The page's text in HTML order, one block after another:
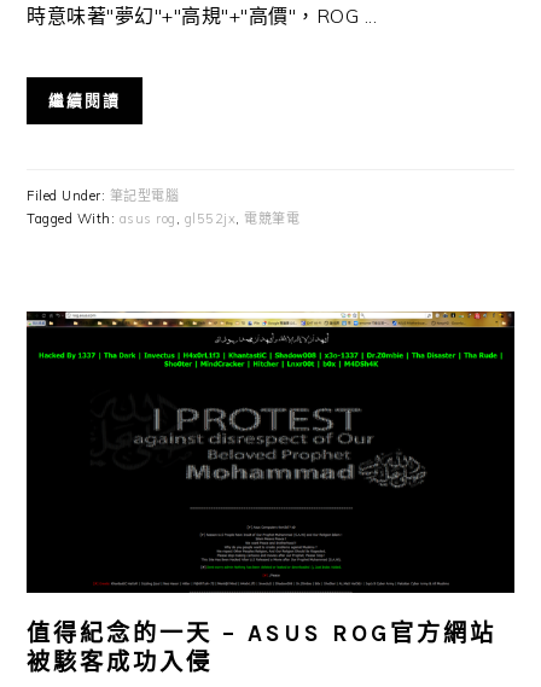
時意味著"夢幻"+"高規"+"高價"，ROG ...
繼續閱讀
Filed Under: 筆記型電腦
Tagged With: asus rog , gl552jx, 電競筆電
值得紀念的一天 – ASUS ROG官方網站
被駭客成功入侵